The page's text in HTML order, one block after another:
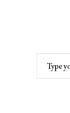
for: